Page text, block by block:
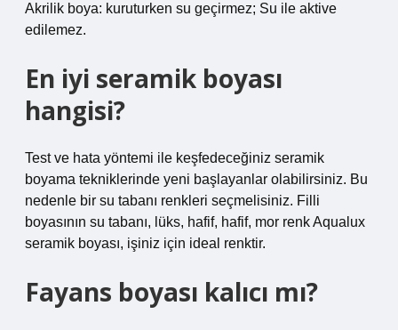
Akrilik boya: kuruturken su geçirmez; Su ile aktive
edilemez.
En iyi seramik boyası
hangisi?
Test ve hata yöntemi ile keşfedeceğiniz seramik
boyama tekniklerinde yeni başlayanlar olabilirsiniz. Bu
nedenle bir su tabanı renkleri seçmelisiniz. Filli
boyasının su tabanı, lüks, hafif, hafif, mor renk Aqualux
seramik boyası, işiniz için ideal renktir.
Fayans boyası kalıcı mı?